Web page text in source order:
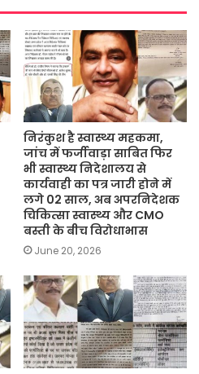
निरंकुश है स्वास्थ्य महकमा,
जांच में फर्जीवाड़ा साबित फिर
भी स्वास्थ्य निदेशालय से
कार्यवाही का पत्र जारी होने में
लगे 02 साल, अब अपरनिदेशक
चिकित्सा स्वास्थ्य और CMO
बस्ती के बीच विरोधाभास
June 20, 2026